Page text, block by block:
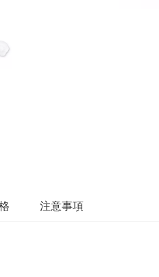
注意事項